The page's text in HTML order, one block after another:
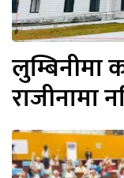
लुम्बिनीमा
राजीनामा